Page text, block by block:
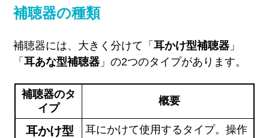
補聴器の種類
補聴器には、大きく分けて「 耳かけ型補聴器」
「 耳あな型補聴器」の2つのタイプがあります。
補聴器のタ
イプ
概要
耳かけ型
耳にかけて使用するタイプ。操作